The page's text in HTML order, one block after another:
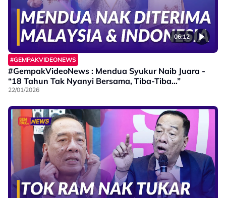
06:12
#GEMPAKVIDEONEWS
#GempakVideoNews : Mendua Syukur Naib Juara -
“18 Tahun Tak Nyanyi Bersama, Tiba-Tiba…”
22/01/2026